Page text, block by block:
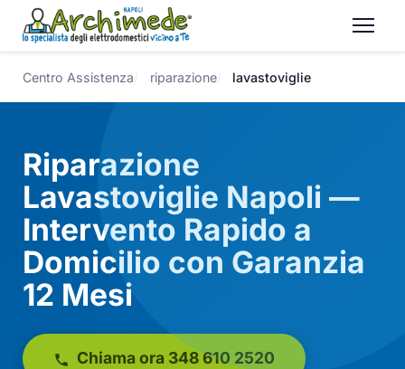
Centro Assistenza riparazione lavastoviglie
Riparazione
Lavastoviglie Napoli —
Intervento Rapido a
Domicilio con Garanzia
12 Mesi
Chiama ora 348 610 2520